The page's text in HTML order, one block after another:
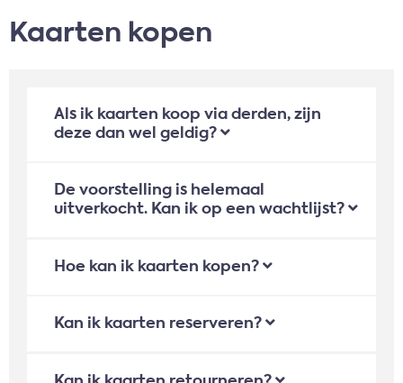
Kaarten kopen
Als ik kaarten koop via derden, zijn
deze dan wel geldig?
De voorstelling is helemaal
uitverkocht. Kan ik op een wachtlijst?
Hoe kan ik kaarten kopen?
Kan ik kaarten reserveren?